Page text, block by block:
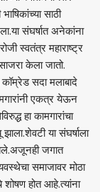
साठी
संघर्षात अनेकांना
स्वतंत्र महाराष्ट्र
केला जातो.
सदा मलाबादे
एकत्र येऊन
हा कामगारांचा
या संघर्षाला
जगात
समाजावर मोठा
होत आहे.त्यांना